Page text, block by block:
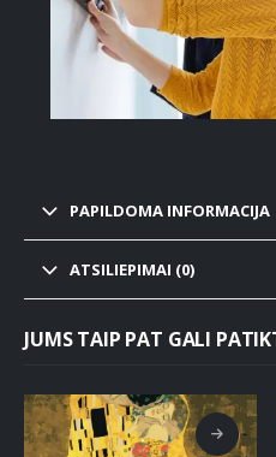
PAPILDOMA INFORMACIJA
ATSILIEPIMAI (0)
JUMS TAIP PAT GALI